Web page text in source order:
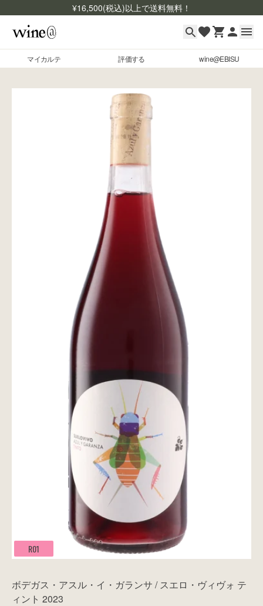
¥16,500(税込)以上で送料無料！
マイカルテ 評価する wine@EBISU
マイカルテ
R01
ボデガス・アスル・イ・ガランサ / スエロ・ヴィヴォ テ
ィント 2023